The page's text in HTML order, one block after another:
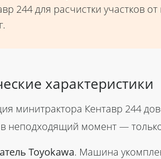
244 для расчистки участков
характеристики
минитрактора Кентавр 244
в неподходящий момент —
Toyokawa. Машина